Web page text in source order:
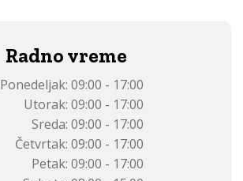
Radno vreme
Ponedeljak: 09:00 - 17:00
Utorak: 09:00 - 17:00
Sreda: 09:00 - 17:00
Četvrtak: 09:00 - 17:00
Petak: 09:00 - 17:00